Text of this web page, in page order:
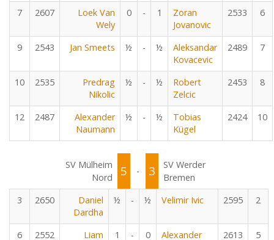
7 2607
Loek Van
Wely
0 - 1
Zoran
Jovanovic
2533 6
9 2543 Jan Smeets ½ - ½
Aleksandar
Kovacevic
2489 7
10 2535
Predrag
Nikolic
½ - ½
Robert
Zelcic
2453 8
12 2487
Alexander
Naumann
½ - ½
Tobias
Kügel
2424 10
SV Mülheim
Nord
5 - 3
SV Werder
Bremen
3
2650
Daniel
Dardha
½ - ½ Velimir Ivic 2595 2
6 2552
Liam
1 - 0
Alexander
2613 5